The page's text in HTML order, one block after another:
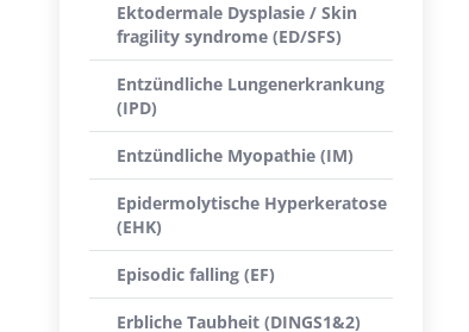
Ektodermale Dysplasie / Skin
fragility syndrome (ED/SFS)
Entzündliche Lungenerkrankung
(IPD)
Entzündliche Myopathie (IM)
Epidermolytische Hyperkeratose
(EHK)
Episodic falling (EF)
Erbliche Taubheit (DINGS1&2)